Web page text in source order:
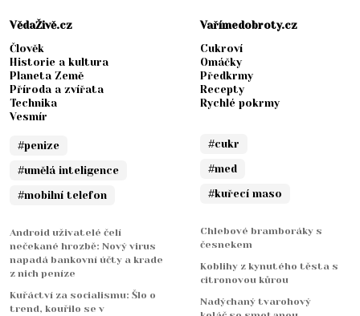
VědaŽivě.cz
Člověk
Historie a kultura
Planeta Země
Příroda a zvířata
Technika
Vesmír
#penize
#umělá inteligence
#mobilní telefon
Android uživatelé čelí
nečekané hrozbě: Nový virus
napadá bankovní účty a krade
z nich peníze
Kuřáctví za socialismu: Šlo o
trend, kouřilo se v
Vařímedobroty.cz
Cukroví
Omáčky
Předkrmy
Recepty
Rychlé pokrmy
#cukr
#med
#kuřecí maso
Chlebové bramboráky s
česnekem
Koblihy z kynutého těsta s
citronovou kůrou
Nadýchaný tvarohový